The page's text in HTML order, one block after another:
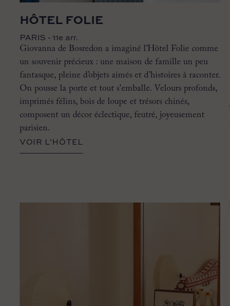
HÔTEL FOLIE
PARIS - 11e arr.
Giovanna de Bosredon a imaginé l’Hôtel Folie comme
un souvenir précieux : une maison de famille un peu
fantasque, pleine d’objets aimés et d’histoires à raconter.
On pousse la porte et tout s'emballe. Velours profonds,
imprimés félins, bois de loupe et trésors chinés,
composent un décor éclectique, feutré, joyeusement
parisien.
VOIR L’HÔTEL